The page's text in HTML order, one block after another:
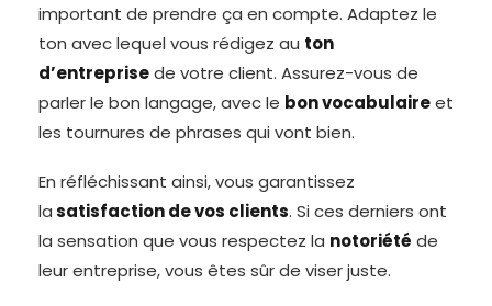
important de prendre ça en compte. Adaptez le
ton avec lequel vous rédigez au ton
d’entreprisede votre client. Assurez-vous de
parler le bon langage, avec le bon vocabulaireet
les tournures de phrases qui vont bien.
En réfléchissant ainsi, vous garantissez
lasatisfaction de vos clients. Si ces derniers ont
la sensation que vous respectez la notoriété de
leur entreprise, vous êtes sûr de viser juste.